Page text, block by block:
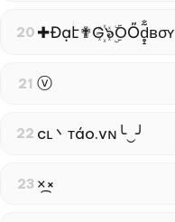
20 ✚Đạէ✟G꙰๖ۣۜOŐd̥̝̮͙͈͂̐̇ͮ̏̔̀̚ͅвσʏ
21 ⓥ
22 cʟ丶тáo.vɴ╰‿╯
23 ×᷼×